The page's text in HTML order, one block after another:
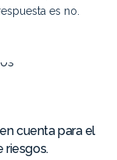
es no.
cuenta para el
riesgos.